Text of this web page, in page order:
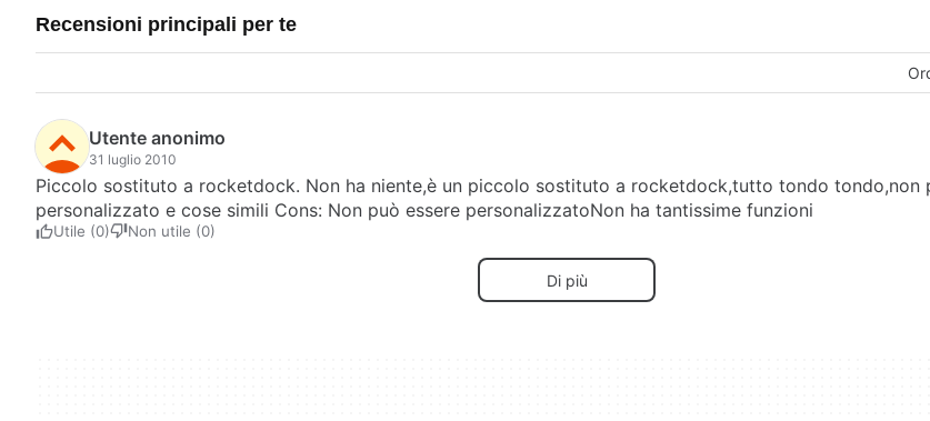
Recensioni principali per te
Utente anonimo
31 luglio 2010
Piccolo sostituto a rocketdock. Non ha niente,è un piccolo sostituto a rocketdock,tutto tondo tondo,non
personalizzato e cose simili Cons: Non può essere personalizzatoNon ha tantissime funzioni
Utile (0) Non utile (0)
Di più